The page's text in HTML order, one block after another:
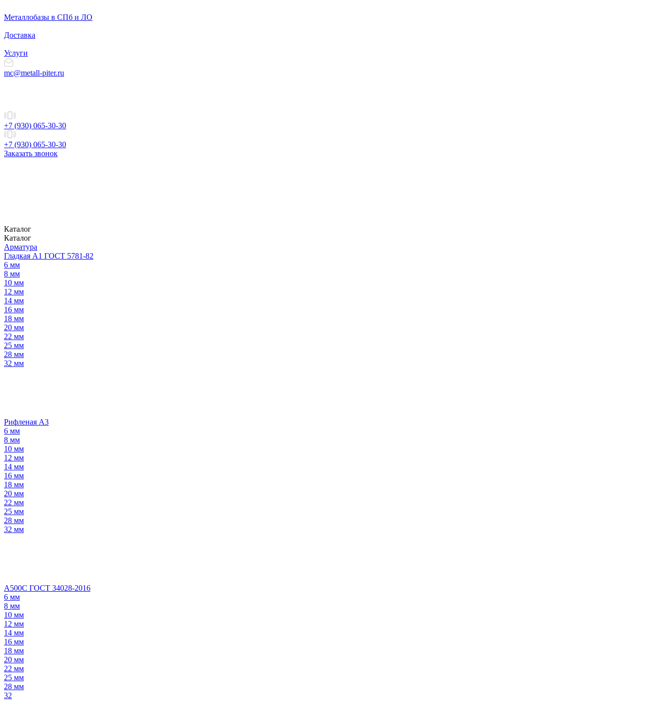
Металлобазы в СПб и ЛО
Доставка
Услуги
mc@metall-piter.ru
+7 (930) 065-30-30
+7 (930) 065-30-30
Заказать звонок
Каталог
Каталог
Арматура
Гладкая А1 ГОСТ 5781-82
6 мм
8 мм
10 мм
12 мм
14 мм
16 мм
18 мм
20 мм
22 мм
25 мм
28 мм
32 мм
Рифленая А3
6 мм
8 мм
10 мм
12 мм
14 мм
16 мм
18 мм
20 мм
22 мм
25 мм
28 мм
32 мм
А500С ГОСТ 34028-2016
6 мм
8 мм
10 мм
12 мм
14 мм
16 мм
18 мм
20 мм
22 мм
25 мм
28 мм
32